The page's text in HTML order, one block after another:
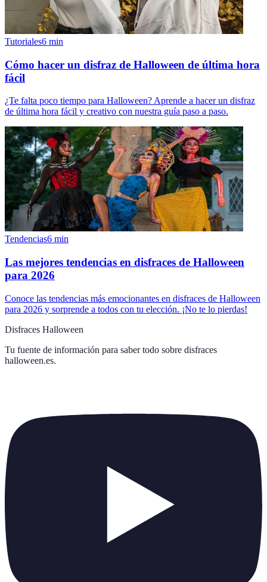
Tutoriales6 min
Cómo hacer un disfraz de Halloween de última hora
fácil
¿Te falta poco tiempo para Halloween? Aprende a hacer un disfraz
de última hora fácil y creativo con nuestra guía paso a paso.
Tendencias6 min
Las mejores tendencias en disfraces de Halloween
para 2026
Conoce las tendencias más emocionantes en disfraces de Halloween
para 2026 y sorprende a todos con tu elección. ¡No te lo pierdas!
Disfraces Halloween
Tu fuente de información para saber todo sobre disfraces
halloween.es.